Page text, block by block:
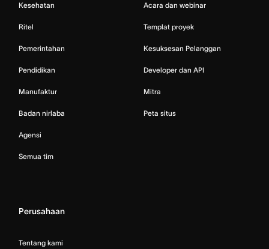
Kesehatan
Ritel
Pemerintahan
Pendidikan
Manufaktur
Badan nirlaba
Agensi
Semua tim
Acara dan webinar
Templat proyek
Kesuksesan Pelanggan
Developer dan API
Mitra
Peta situs
Perusahaan
Tentang kami